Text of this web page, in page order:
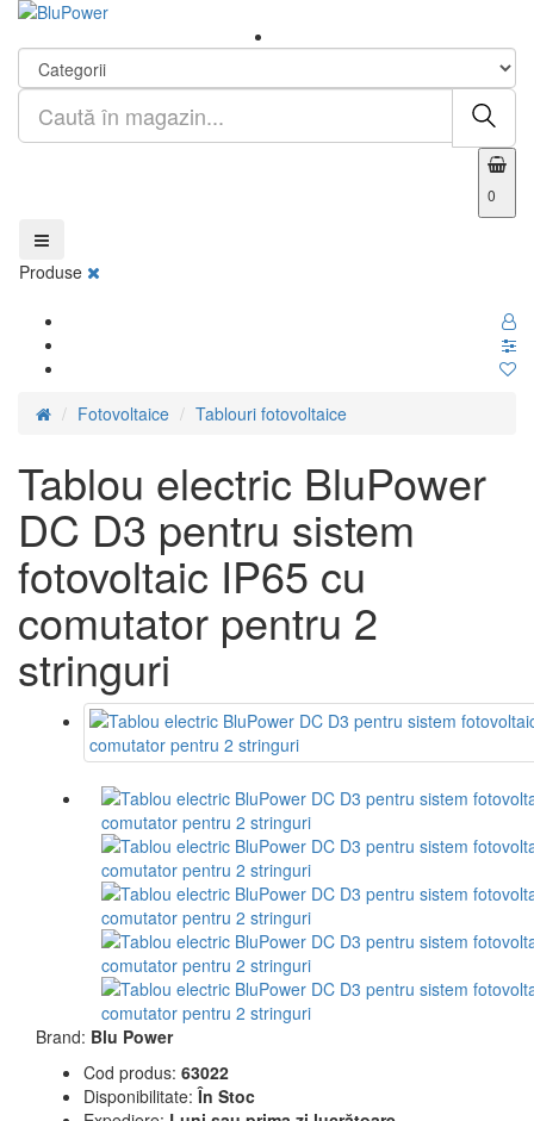
0
Produse
Fotovoltaice Tablouri fotovoltaice
Tablou electric BluPower
DC D3 pentru sistem
fotovoltaic IP65 cu
comutator pentru 2
stringuri
Brand: Blu Power
Cod produs: 63022
Disponibilitate: În Stoc